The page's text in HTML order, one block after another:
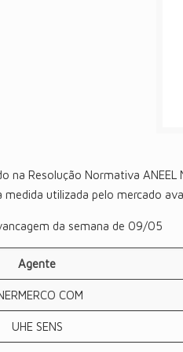
na Resolução Normativa
medida utilizada pelo mercado
da semana de 09/05
Agente
COM
UHE SENS